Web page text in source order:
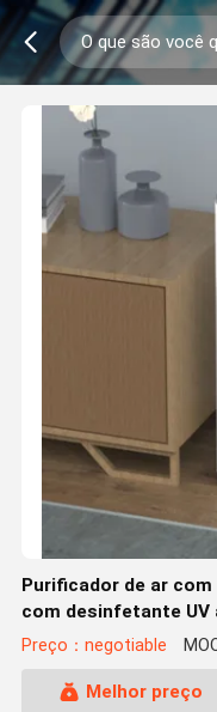
Purificador de ar
com desinfetante UV
Preço：negotiable
Melhor preço